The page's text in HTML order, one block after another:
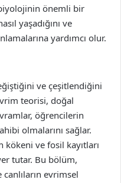
önemli bir
yaşadığını ve
yardımcı olur.
ve çeşitlendiğini
teorisi, doğal
öğrencilerin
olmalarını sağlar.
ve fosil kayıtları
tutar. Bu bölüm,
evrimsel